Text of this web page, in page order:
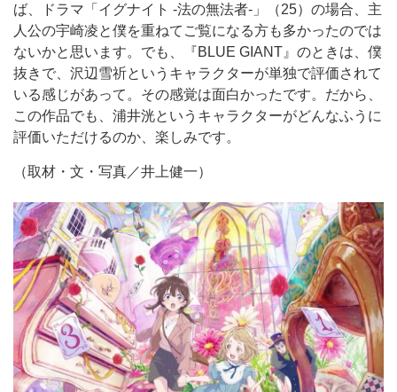
ば、ドラマ「イグナイト -法の無法者-」（25）の場合、主
人公の宇崎凌と僕を重ねてご覧になる方も多かったのでは
ないかと思います。でも、『BLUE GIANT』のときは、僕
抜きで、沢辺雪祈というキャラクターが単独で評価されて
いる感じがあって。その感覚は面白かったです。だから、
この作品でも、浦井洸というキャラクターがどんなふうに
評価いただけるのか、楽しみです。
（取材・文・写真／井上健一）